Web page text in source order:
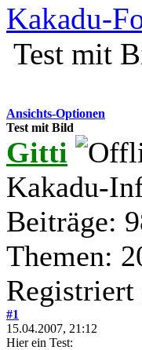
Kakadu-
Test mit
Ansichts-Optionen
Test mit Bild
Gitti
Kakadu-
Beiträge:
Themen:
Registriert
#1
15.04.2007, 21:12
Hier ein Test: